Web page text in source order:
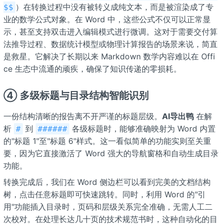
$$ ）在转换过程中没有被转义成纯文本，而是被渲染成了专
业的数学公式对象。在 Word 中，这些公式不仅可以正常显
示，甚至支持双击进入编辑模式进行微调。这对于需要交付算
法推导过程、数据统计模型或物理计算报告的场景来说，简直
是救星。它解决了长期以来 Markdown 数学内容难以在 Offi
ce 生态中流通的顽疾，确保了知识传递的零损耗。
④ 多级标题与目录结构智能识别
一份结构清晰的报告离不开严谨的标题层级。 AI导出鸭在解
析 # 到 ###### 各级标题时，能够准确映射为 Word 内置
的"标题 1"至"标题 6"样式。这一看似简单的功能实则至关重
要，因为它直接激活了 Word 强大的导航窗格和自动生成目录
功能。
转换完成后，我们在 Word 侧边栏可以看到完美的文档结构
树，点击任意标题即可快速跳转。同时，利用 Word 的"引
用"功能插入目录时，页码和层级关系完全准确，无需人工二
次校对。在处理长达几十页的技术规范书时，这种自动化的目